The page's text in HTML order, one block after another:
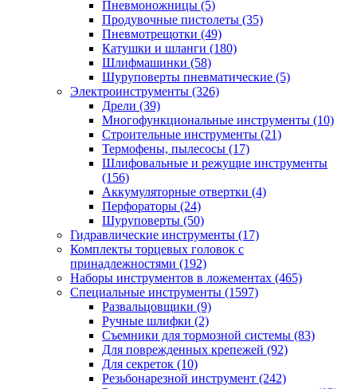
Пневмоножницы (5)
Продувочные пистолеты (35)
Пневмотрещотки (49)
Катушки и шланги (180)
Шлифмашинки (58)
Шуруповерты пневматические (5)
Электроинструменты (326)
Дрели (39)
Многофункциональные инструменты (10)
Строительные инструменты (21)
Термофены, пылесосы (17)
Шлифовальные и режущие инструменты
(156)
Аккумуляторные отвертки (4)
Перфораторы (24)
Шуруповерты (50)
Гидравлические инструменты (17)
Комплекты торцевых головок с
принадлежностями (192)
Наборы инструментов в ложементах (465)
Специальные инструменты (1597)
Развальцовщики (9)
Ручные шлифки (2)
Съемники для тормозной системы (83)
Для поврежденных крепежей (92)
Для секреток (10)
Резьбонарезной инструмент (242)